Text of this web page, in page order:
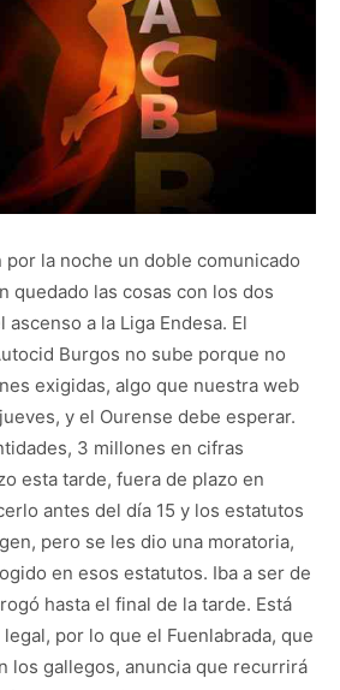
por la noche un doble comunicado
quedado las cosas con los dos
a la Liga Endesa. El
Burgos no sube porque no
exigidas, algo que nuestra web
y el Ourense debe esperar.
3 millones en cifras
esta tarde, fuera de plazo en
antes del día 15 y los estatutos
pero se les dio una moratoria,
en esos estatutos. Iba a ser de
hasta el final de la tarde. Está
por lo que el Fuenlabrada, que
los gallegos, anuncia que recurrirá